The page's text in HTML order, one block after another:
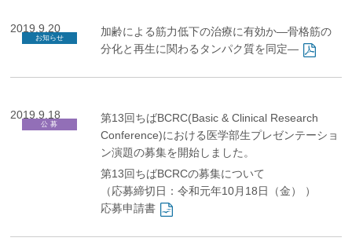
2019.9.20
お知らせ
加齢による筋力低下の治療に有効か―骨格筋の
分化と再生に関わるタンパク質を同定―
2019.9.18
公 募
第13回ちばBCRC(Basic & Clinical Research
Conference)における医学部生プレゼンテーショ
ン演題の募集を開始しました。
第13回ちばBCRCの募集について
（応募締切日：令和元年10月18日（金） ）
応募申請書